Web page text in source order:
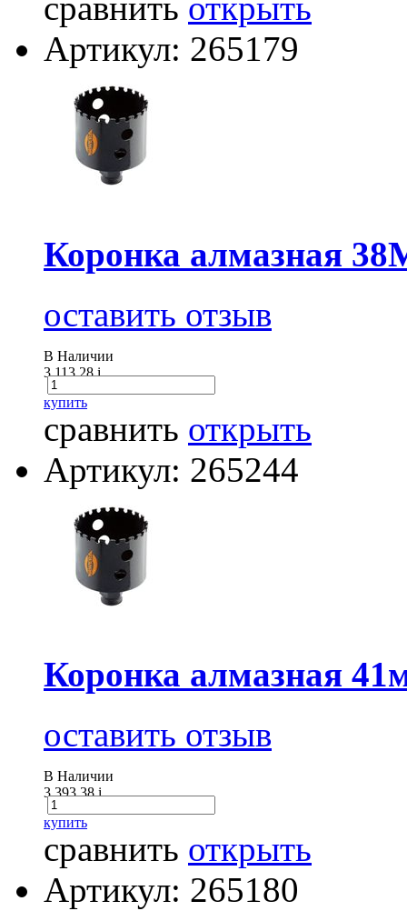
сравнить открыть
Артикул: 265179
Коронка алмазная
оставить отзыв
В Наличии
3 113.28i
купить
сравнить открыть
Артикул: 265244
Коронка алмазная
оставить отзыв
В Наличии
3 393.38i
купить
сравнить открыть
Артикул: 265180